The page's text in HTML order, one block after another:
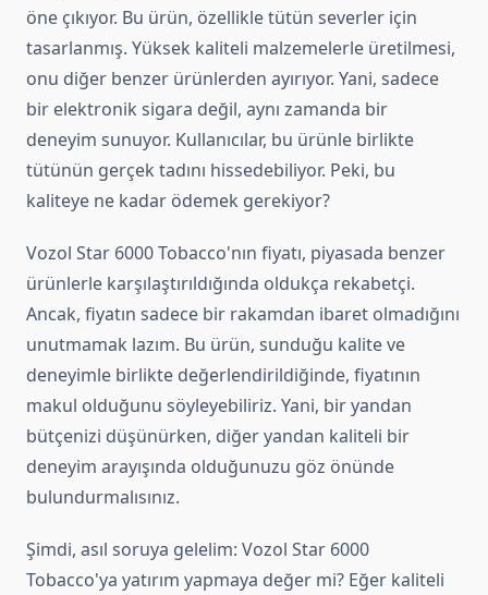
öne çıkıyor. Bu ürün, özellikle tütün severler için
tasarlanmış. Yüksek kaliteli malzemelerle üretilmesi,
onu diğer benzer ürünlerden ayırıyor. Yani, sadece
bir elektronik sigara değil, aynı zamanda bir
deneyim sunuyor. Kullanıcılar, bu ürünle birlikte
tütünün gerçek tadını hissedebiliyor. Peki, bu
kaliteye ne kadar ödemek gerekiyor?
Vozol Star 6000 Tobacco'nın fiyatı, piyasada benzer
ürünlerle karşılaştırıldığında oldukça rekabetçi.
Ancak, fiyatın sadece bir rakamdan ibaret olmadığını
unutmamak lazım. Bu ürün, sunduğu kalite ve
deneyimle birlikte değerlendirildiğinde, fiyatının
makul olduğunu söyleyebiliriz. Yani, bir yandan
bütçenizi düşünürken, diğer yandan kaliteli bir
deneyim arayışında olduğunuzu göz önünde
bulundurmalısınız.
Şimdi, asıl soruya gelelim: Vozol Star 6000
Tobacco'ya yatırım yapmaya değer mi? Eğer kaliteli